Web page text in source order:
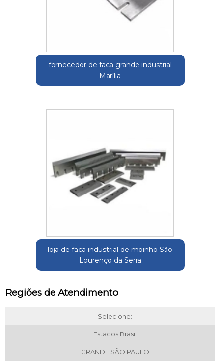
fornecedor de faca grande industrial
Marília
loja de faca industrial de moinho São
Lourenço da Serra
Regiões de Atendimento
Selecione:
Estados Brasil
GRANDE SÃO PAULO